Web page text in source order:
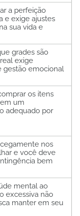
a perfeição
e exige ajustes
sua vida e
grades são
exige
gestão emocional
os itens
um
adequado por
nos
e você deve
bem
mental ao
excessiva não
manter em seu